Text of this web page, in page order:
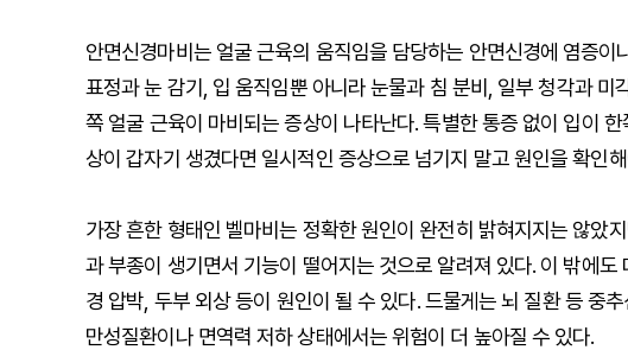
안면신경마비는 얼굴 근육의 움직임을 담당하는 안면신경에 염증
표정과 눈 감기, 입 움직임뿐 아니라 눈물과 침 분비, 일부 청각과
쪽 얼굴 근육이 마비되는 증상이 나타난다. 특별한 통증 없이 입이
상이 갑자기 생겼다면 일시적인 증상으로 넘기지 말고 원인을 확인
가장 흔한 형태인 벨마비는 정확한 원인이 완전히 밝혀지지는 않았
과 부종이 생기면서 기능이 떨어지는 것으로 알려져 있다. 이 밖에
경 압박, 두부 외상 등이 원인이 될 수 있다. 드물게는 뇌 질환 등 중
만성질환이나 면역력 저하 상태에서는 위험이 더 높아질 수 있다.